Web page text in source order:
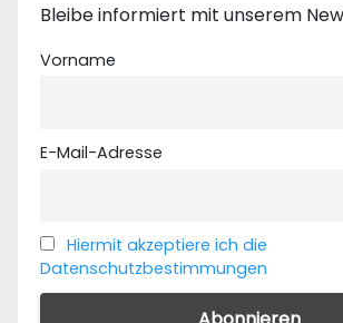
Bleibe informiert mit unserem
Vorname
E-Mail-Adresse
Hiermit akzeptiere ich die
Datenschutzbestimmungen